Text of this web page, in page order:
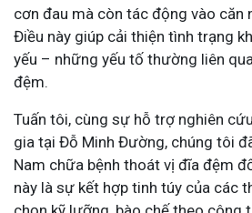
cơn đau mà còn tác động vào căn
Điều này giúp cải thiện tình trạng
yếu – những yếu tố thường liên
đệm.
Tuấn tôi, cùng sự hỗ trợ nghiên
gia tại Đỗ Minh Đường, chúng tôi
Nam chữa bệnh thoát vị đĩa đệm
này là sự kết hợp tinh túy của các